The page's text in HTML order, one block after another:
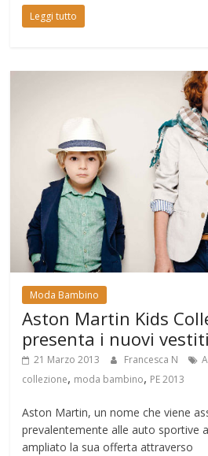
Leggi tutto
Moda Bambino
Aston Martin Kids
presenta i nuovi
21 Marzo 2013 Francesca N
collezione, moda bambino, PE 2013
Aston Martin, un nome che viene
prevalentemente alle auto sportive
ampliato la sua offerta attraverso